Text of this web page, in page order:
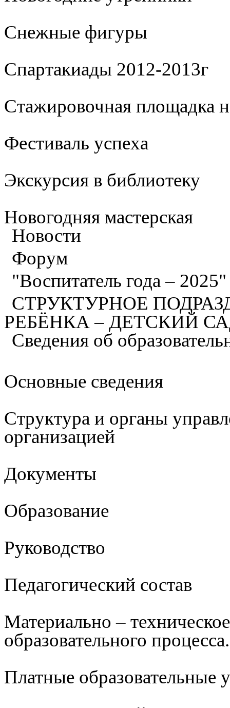
Cнежные фигуры
Спартакиады 2012-2013г
Стажировочная
Фестиваль успеха
Экскурсия в библиотеку
Новогодняя мастерская
Новости
Форум
"Воспитатель года –
СТРУКТУРНОЕ
РЕБЁНКА – ДЕТСКИЙ
Сведения об
Основные сведения
Структура и органы
организацией
Документы
Образование
Руководство
Педагогический состав
Материально –
образовательного
Платные образовательные